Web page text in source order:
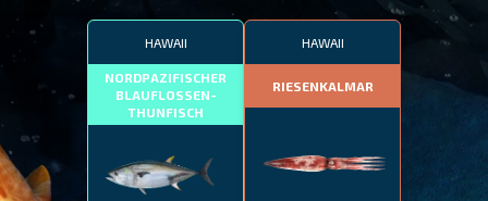
HAWAII
NORDPAZIFISCHER
BLAUFLOSSEN-
THUNFISCH
HAWAII
RIESENKALMAR